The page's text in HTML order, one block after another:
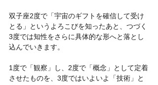
双子座2度で「宇宙のギフトを確信して受け
とる」というよろこびを知ったあと、つづく
3度では知性をさらに具体的な形へと落とし
込んでいきます。
1度で「観察」し、2度で「概念」として定着
させたものを、3度ではいよいよ「技術」と